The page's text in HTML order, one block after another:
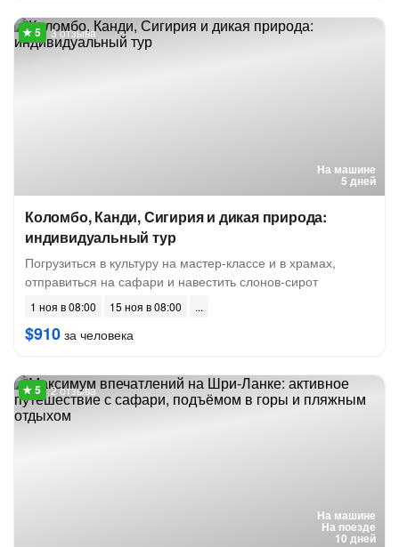
На машине
5 дней
3 отзыва
Коломбо, Канди, Сигирия и дикая природа:
индивидуальный тур
Погрузиться в культуру на мастер-классе и в храмах,
отправиться на сафари и навестить слонов-сирот
1 ноя в 08:00 15 ноя в 08:00
$910 за человека
На машине
На поезде
10 дней
2 отзыва